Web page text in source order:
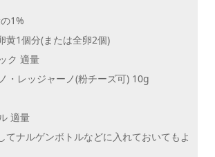
1%
黄1個分(または全卵2個)
ク 適量
・レッジャーノ(粉チーズ可) 10g
適量
ナルゲンボトルなどに入れておいてもよ